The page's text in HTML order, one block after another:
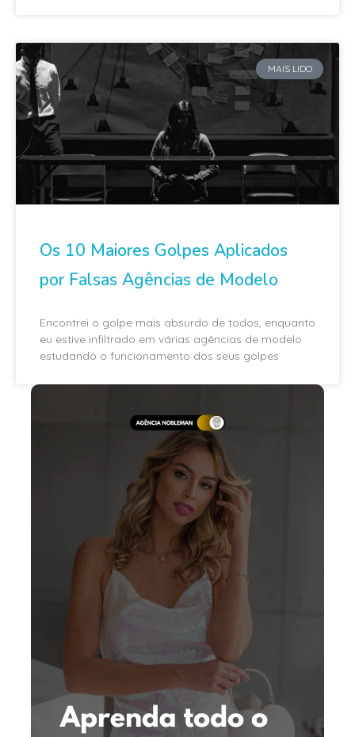
MAIS LIDO
Os 10 Maiores Golpes Aplicados
por Falsas Agências de Modelo
Encontrei o golpe mais absurdo de todos, enquanto
eu estive infiltrado em várias agências de modelo
estudando o funcionamento dos seus golpes